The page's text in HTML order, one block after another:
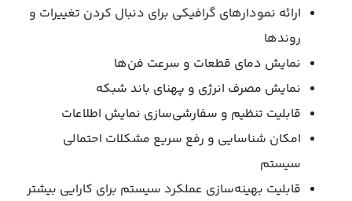
ارائه نمودارهای گرافیکی برای دنبال کردن تغییرات و
روندها
نمایش دمای قطعات و سرعت فن‌ها
نمایش مصرف انرژی و پهنای باند شبکه
قابلیت تنظیم و سفارشی‌سازی نمایش اطلاعات
امکان شناسایی و رفع سریع مشکلات احتمالی
سیستم
قابلیت بهینه‌سازی عملکرد سیستم برای کارایی بیشتر